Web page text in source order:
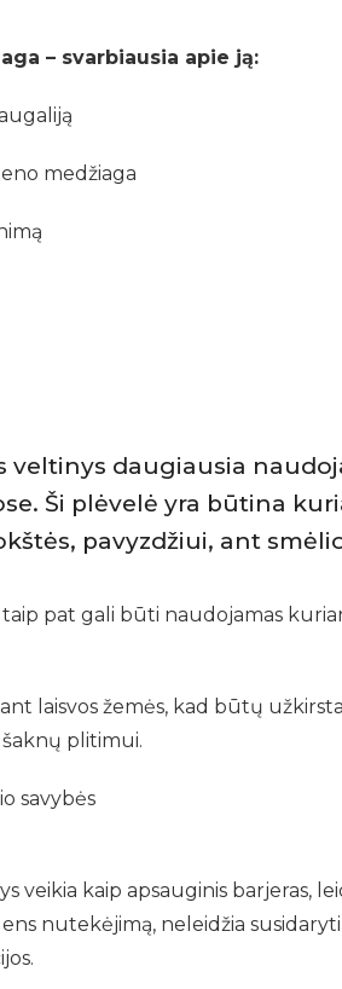
– svarbiausia apie ją:
medžiaga
veltinys daugiausia
Ši plėvelė yra būtina
pavyzdžiui, ant
pat gali būti naudojamas
laisvos žemės, kad būtų
plitimui.
savybės
veikia kaip apsauginis barjeras,
nutekėjimą, neleidžia